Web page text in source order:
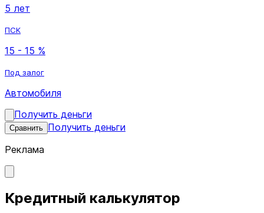
5 лет
ПСК
15 - 15 %
Под залог
Автомобиля
Получить деньги
Сравнить Получить деньги
Реклама
Кредитный калькулятор